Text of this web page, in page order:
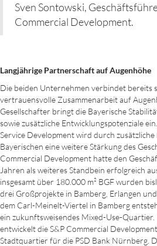
Sven Sontowski,
Commercial Development.
Langjährige Partnerschaft auf Augenhöhe
Die beiden Unternehmen verbindet bereits
vertrauensvolle Zusammenarbeit auf
Gesellschafter bringt die Bayerische
sowie zusätzliche Entwicklungspotenziale
Service Development wird durch
Bayerischen eine weitere Stärkung des
Commercial Development hatte den
Jahren als weiteres Standbein erfolgreich
insgesamt über 180.000 m² BGF wurden
drei Großprojekte in Bamberg, Erlangen
dem Carl-Meinelt-Viertel in Bamberg
ein zukunftsweisendes Mixed-Use-Quartier.
entwickelt die S&P Commercial
Stadtquartier für die PSD Bank Nürnberg.